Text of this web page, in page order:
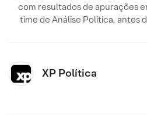
com resultados de apurações
time de Análise Política, antes
XP Política